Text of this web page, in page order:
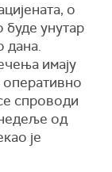
о
буде унутар
дана.
имају
оперативно
спроводи
од
је